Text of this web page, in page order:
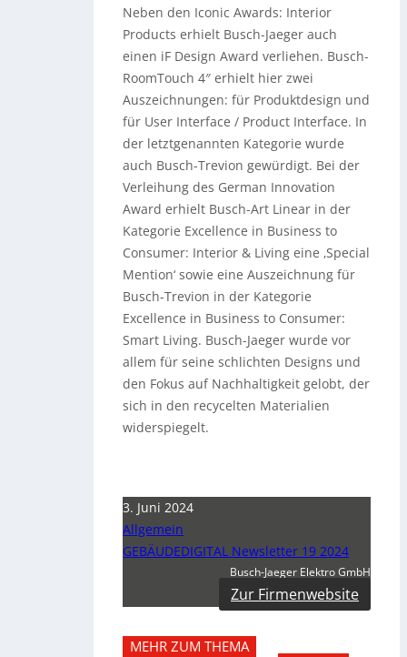
Neben den Iconic Awards: Interior
Products erhielt Busch-Jaeger auch
einen iF Design Award verliehen. Busch-
RoomTouch 4″ erhielt hier zwei
Auszeichnungen: für Produktdesign und
für User Interface / Product Interface. In
der letztgenannten Kategorie wurde
auch Busch-Trevion gewürdigt. Bei der
Verleihung des German Innovation
Award erhielt Busch-Art Linear in der
Kategorie Excellence in Business to
Consumer: Interior & Living eine ‚Special
Mention‘ sowie eine Auszeichnung für
Busch-Trevion in der Kategorie
Excellence in Business to Consumer:
Smart Living. Busch-Jaeger wurde vor
allem für seine schlichten Designs und
den Fokus auf Nachhaltigkeit gelobt, der
sich in den recycelten Materialien
widerspiegelt.
3. Juni 2024
Allgemein
GEBÄUDEDIGITAL Newsletter 19 2024
Busch-Jaeger Elektro GmbH
Zur Firmenwebsite
MEHR ZUM THEMA